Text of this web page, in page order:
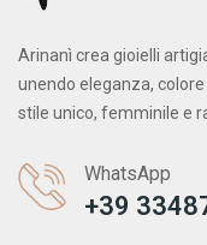
Arinanì crea gioielli
unendo eleganza,
stile unico, femminile e
WhatsApp
+39